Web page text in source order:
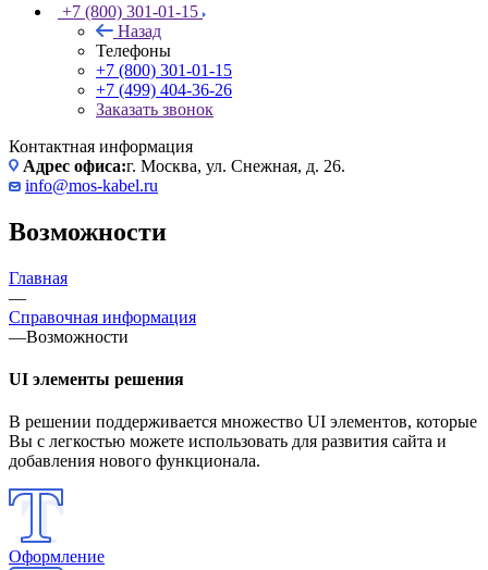
+7 (800) 301-01-15
Назад
Телефоны
+7 (800) 301-01-15
+7 (499) 404-36-26
Заказать звонок
Контактная информация
Адрес офиса:г. Москва, ул. Снежная, д. 26.
info@mos-kabel.ru
Возможности
Главная
—
Справочная информация
—Возможности
UI элементы решения
В решении поддерживается множество UI элементов, которые
Вы с легкостью можете использовать для развития сайта и
добавления нового функционала.
Оформление